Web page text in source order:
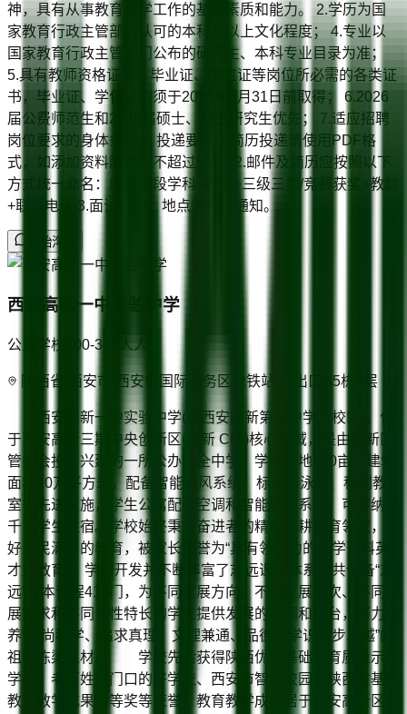
神，具有从事教育教学工作的基本素质和能力。 2.学历为国
家教育行政主管部门认可的本科及以上文化程度； 4.专业以
国家教育行政主管部门公布的研究生、本科专业目录为准；
5.具有教师资格证书、毕业证、学位证等岗位所必需的各类证
书，毕业证、学位证均须于2026年7月31日前取得； 6.2026
届公费师范生和2026届硕士、博士研究生优先； 7.适应招聘
岗位要求的身体条件。 投递要求 1.简历投递请使用PDF格
式，如添加资料附件应不超过5M。 2.邮件及简历应按照以下
方式统一命名：应聘学段学科+姓名+三级三类/竞赛获奖+教龄
+联系电话 3.面试时间、地点等另行通知。
开始沟通
西安高新一中实验中学
公立学校 100-300人 人
陕西省/西安市 西安市国际港务区地铁站B1出口A5栋4层
西安高新一中实验中学(即西安高新第一中学新校区)，位
于西安高新三期中央创新区(高新 CID)核心区域，是由高新区
管委会投资兴建的一所公办完全中学。学校占地180亩，建筑
面积20万平方米，配备智能新风系统、标准游泳馆、科创教
室等先进设施，学生公寓配备空调和智能管理系统，可容纳上
千名学生住宿。学校始终秉持奋进者的精神深耕教育领域，办
好人民满意的教育，被家长赞誉为“具有领导力的大学预科英
才式教育”。学校开发并不断丰富了志远课程体系，共储备“志
远”校本课程419门，为不同发展方向、不同发展层次、不同发
展需求和不同个性特长的学生提供发展的空间和舞台，努力培
养“崇尚科学、追求真理、文理兼通、品德与学识同步卓越”的
祖国栋梁之材。 学校先后获得陕西优质基础教育质量示范
学校、老百姓家门口的好学校、西安市智慧校园、陕西省基础
教育教学成果特等奖等荣誉，教育教学成果居于西安高新区前